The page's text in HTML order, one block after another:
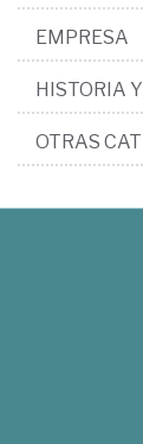
EMPRESA
HISTORIA
OTRAS